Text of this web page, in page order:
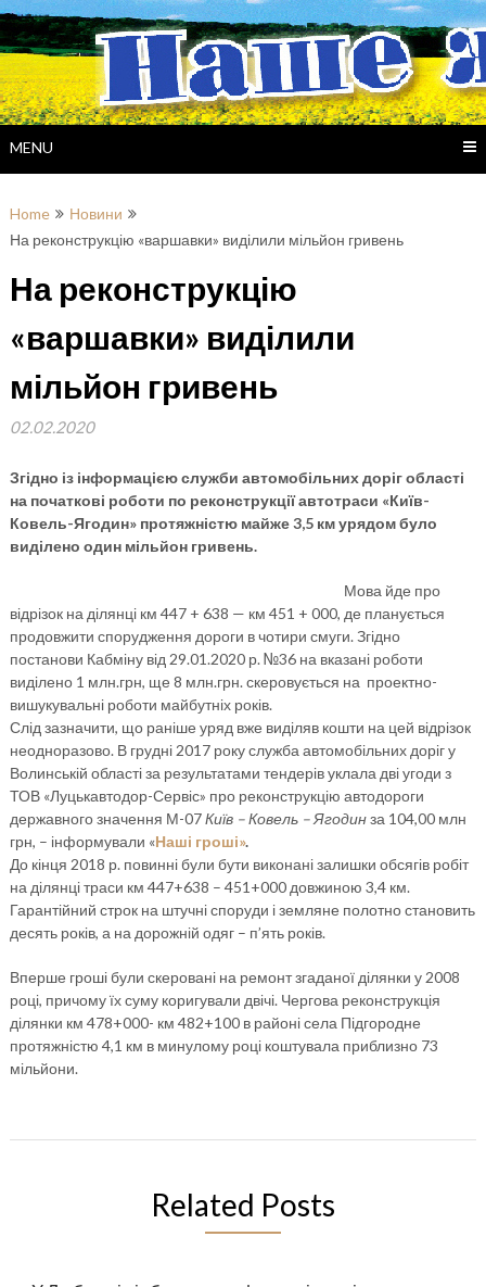
Skip
to
content
MENU
Home
Новини
На реконструкцію «варшавки» виділили мільйон гривень
На реконструкцію
«варшавки» виділили
мільйон гривень
02.02.2020
Згідно із інформацією служби автомобільних доріг області
на початкові роботи по реконструкції автотраси «Київ-
Ковель-Ягодин» протяжністю майже 3,5 км урядом було
виділено один мільйон гривень.
Мова йде про
відрізок на ділянці км 447 + 638 — км 451 + 000, де планується
продовжити спорудження дороги в чотири смуги. Згідно
постанови Кабміну від 29.01.2020 р. №36 на вказані роботи
виділено 1 млн.грн, ще 8 млн.грн. скеровується на проектно-
вишукувальні роботи майбутніх років.
Слід зазначити, що раніше уряд вже виділяв кошти на цей відрізок
неодноразово. В грудні 2017 року служба автомобільних доріг у
Волинській області за результатами тендерів уклала дві угоди з
ТОВ «Луцькавтодор-Сервіс» про реконструкцію автодороги
державного значення М-07Київ – Ковель – Ягодинза 104,00 млн
грн, – інформували «Наші гроші».
До кінця 2018 р. повинні були бути виконані залишки обсягів робіт
на ділянці траси км 447+638 – 451+000 довжиною 3,4 км.
Гарантійний строк на штучні споруди і земляне полотно становить
десять років, а на дорожній одяг – п’ять років.
Вперше гроші були скеровані на ремонт згаданої ділянки у 2008
році, причому їх суму коригували двічі. Чергова реконструкція
ділянки км 478+000- км 482+100 в районі села Підгородне
протяжністю 4,1 км в минулому році коштувала приблизно 73
мільйони.
Related Posts